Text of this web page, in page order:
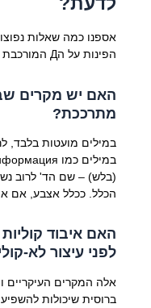
אספנו כמה שאלות
הפינות על הД המורכבת הזו.
מתרככת?
במילים מועטות בלבד,
(בלש) – שם הד' לרוב
הכלל. ככלל אצבע, אם
האם איבוד
לפני עיצור לא-
אלה המקרים העיקריים